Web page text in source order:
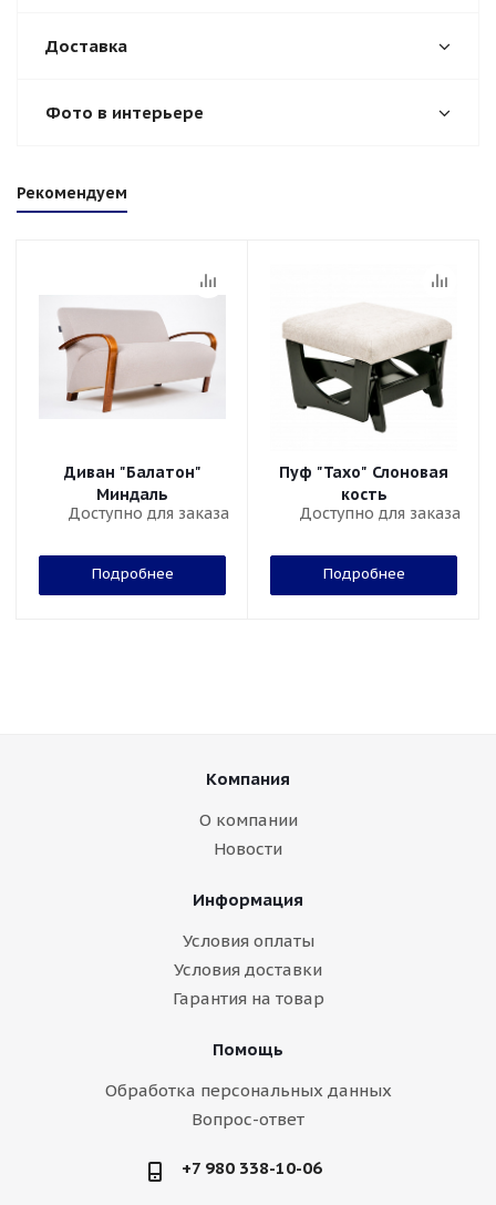
Доставка
Фото в интерьере
Рекомендуем
Диван "Балатон"
Миндаль
Доступно для заказа
Подробнее
Пуф "Тахо" Слоновая
кость
Доступно для заказа
Подробнее
Компания
О компании
Новости
Информация
Условия оплаты
Условия доставки
Гарантия на товар
Помощь
Обработка персональных данных
Вопрос-ответ
+7 980 338-10-06